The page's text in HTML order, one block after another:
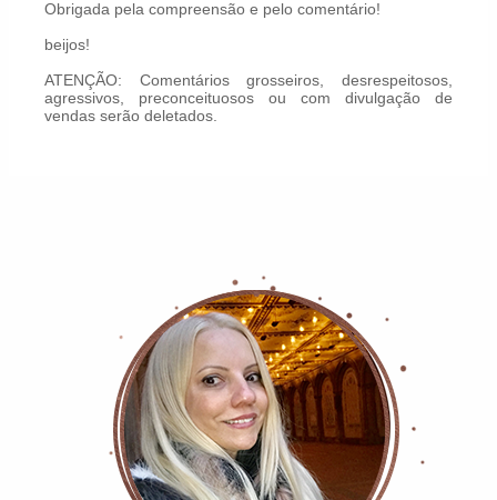
Obrigada pela compreensão e pelo comentário!
beijos!
ATENÇÃO: Comentários grosseiros, desrespeitosos,
agressivos, preconceituosos ou com divulgação de
vendas serão deletados.